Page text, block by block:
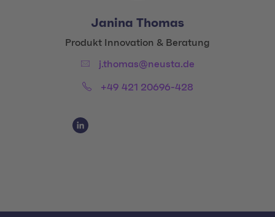
Janina Thomas
Title:
Produkt Innovation & Beratung
Email:j.thomas@neusta.de
Phone:+49 421 20696-428
Social Media Links
Social Media Link 1